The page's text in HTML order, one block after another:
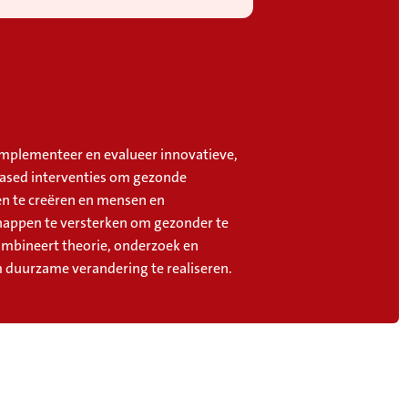
en evalueer innovatieve,
interventies om gezonde
te creëren en mensen en
te versterken om gezonder te
theorie, onderzoek en
verandering te realiseren.